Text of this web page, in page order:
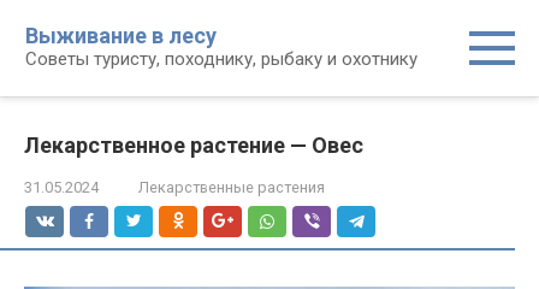
контенту
Выживание в лесу
Советы туристу, походнику, рыбаку и охотнику
Лекарственное растение — Овес
31.05.2024 Лекарственные растения